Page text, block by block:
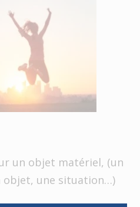
un objet matériel, (un
objet, une situation…)